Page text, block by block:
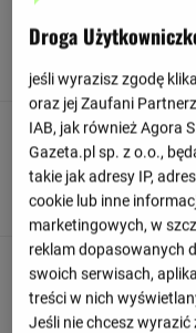
90+ 5'
90+ 5'
Paris Saint-Germain
połowie
90+ 5'
Posiadanie piłki:
Droga
jeśli wyrazisz zgodę
oraz jej Zaufani
IAB, jak również Agora
Gazeta.pl sp. z o.o.,
takie jak adresy IP,
cookie lub inne
marketingowych, w
reklam dopasowanych
swoich serwisach,
treści w nich
Jeśli nie chcesz wyrazić